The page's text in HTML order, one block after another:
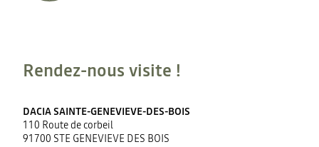
Rendez-nous visite !
DACIA SAINTE-GENEVIEVE-DES-BOIS
110 Route de corbeil
91700 STE GENEVIEVE DES BOIS